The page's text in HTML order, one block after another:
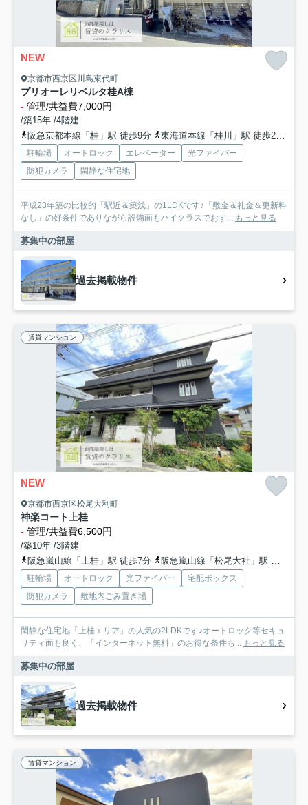
NEW
京都市西京区川島東代町
プリオーレリベルタ桂A棟
- 管理/共益費7,000円
/築15年 /4階建
阪急京都本線「桂」駅 徒歩9分
東海道本線「桂川」駅 徒歩21分
駐輪場 オートロック エレベーター
光ファイバー
防犯カメラ
閑静な住宅地
平成23年築の比較的「駅近＆築浅」の1LDKです♪「敷金＆礼金＆更新料
なし」の好条件でありながら設備面もハイクラスでおす... もっと見る
募集中の部屋
過去掲載物件
賃貸マンション
NEW
京都市西京区松尾大利町
神楽コート上桂
- 管理/共益費6,500円
/築10年 /3階建
阪急嵐山線「上桂」駅 徒歩7分
阪急嵐山線「松尾大社」駅 徒歩14分
駐輪場 オートロック 光ファイバー
宅配ボックス
防犯カメラ
敷地内ごみ置き場
閑静な住宅地「上桂エリア」の人気の2LDKです♪オートロック等セキュ
リティ面も良く、「インターネット無料」のお得な条件も... もっと見る
募集中の部屋
過去掲載物件
賃貸マンション